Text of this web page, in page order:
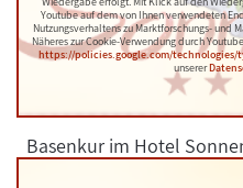
Youtube auf dem von Ihnen verwendeten
Nutzungsverhaltens zu Marktforschungs- und
Näheres zur Cookie-Verwendung durch
https://policies.google.com/technologies/
unserer
Basenkur im Hotel